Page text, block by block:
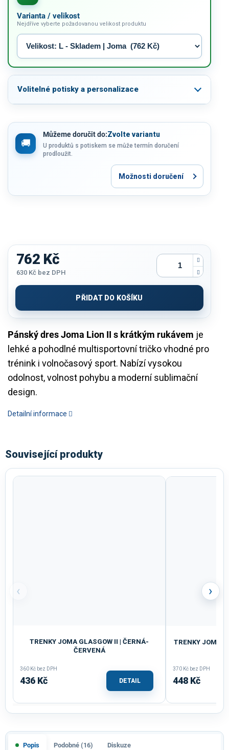
Varianta / velikost
Nejdříve vyberte požadovanou velikost produktu
Volitelné potisky a personalizace
Můžeme doručit do:Zvolte variantu
U produktů s potiskem se může termín doručení
prodloužit.
Možnosti doručení
Pánský dres Joma Lion II s krátkým rukávem je
lehké a pohodlné multisportovní tričko vhodné pro
trénink i volnočasový sport. Nabízí vysokou
odolnost, volnost pohybu a moderní sublimační
design.
Detailní informace
762 Kč
630 Kč bez DPH
cena:
PŘIDAT DO KOŠÍKU
Související produkty
‹
TRENKY JOMA GLASGOW II | ČERNÁ-
ČERVENÁ
360 Kč bez DPH
436 Kč DETAIL
TRENKY JOMA
370 Kč bez DPH
448 Kč
›
Popis Podobné (16) Diskuze